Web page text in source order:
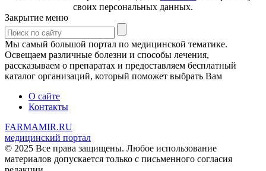
своих персональных данных.
Закрытие меню
Мы самый большой портал по медицинской тематике.
Освещаем различные болезни и способы лечения,
рассказываем о препаратах и предоставляем бесплатный
каталог организаций, который поможет выбрать Вам
О сайте
Контакты
FARMAMIR.RU
медицинский портал
© 2025 Все права защищены. Любое использование
материалов допускается только с письменного согласия